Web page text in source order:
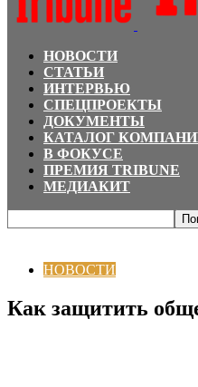
НОВОСТИ
СТАТЬИ
ИНТЕРВЬЮ
СПЕЦПРОЕКТЫ
ДОКУМЕНТЫ
КАТАЛОГ
В ФОКУСЕ
ПРЕМИЯ TRIBUNE
МЕДИАКИТ
НОВОСТИ
Как защитить